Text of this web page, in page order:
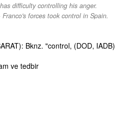
difficulty controlling his anger.
Franco's forces took control in Spain.
Bknz. "control, (DOD, IADB)
ve tedbir